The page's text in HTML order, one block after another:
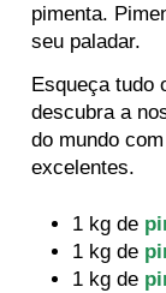
pimenta.
seu paladar.
Esqueça tudo
descubra a
do mundo
excelentes.
1 kg de
1 kg de
1 kg de